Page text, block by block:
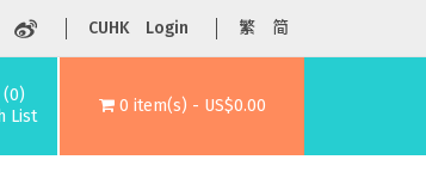
CUHK Login 繁 简
(0)
List
0 item(s) - US$0.00